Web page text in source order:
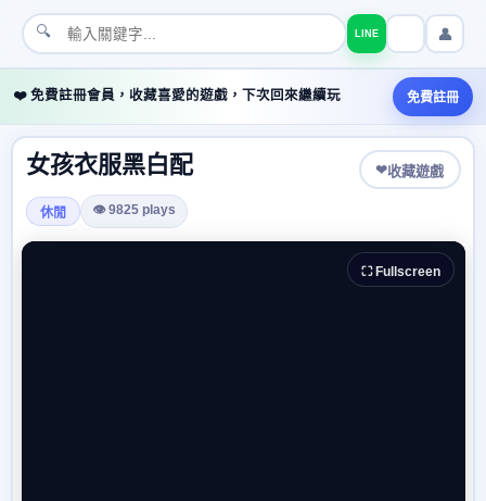
🔍 LINE 👤
❤️ 免費註冊會員，收藏喜愛的遊戲，下次回來繼續玩 免費註冊
女孩衣服黑白配 ❤收藏遊戲
休閒 👁 9825 plays
⛶ Fullscreen